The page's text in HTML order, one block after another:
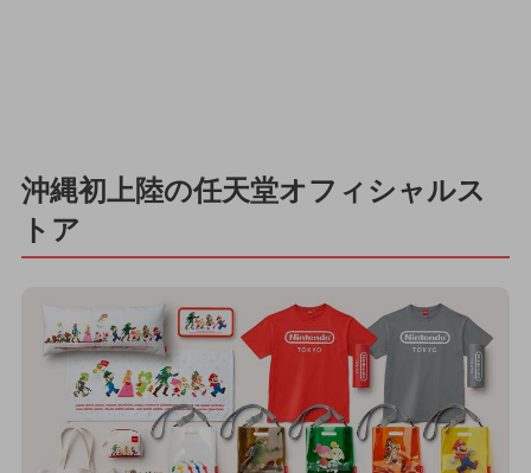
沖縄初上陸の任天堂オフィシャルス
トア